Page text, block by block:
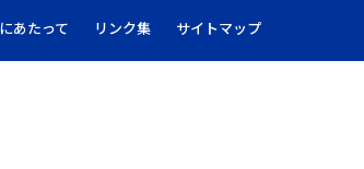
あたって リンク集 サイトマップ